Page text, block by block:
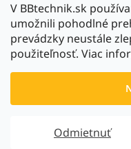
V BBtechnik.sk
umožnili pohodlné
prevádzky neustále
použiteľnosť. Viac
Odmietnuť
bbtechnik
https://
Upraviť